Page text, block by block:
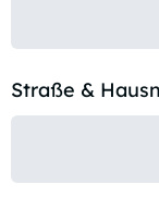
Straße &